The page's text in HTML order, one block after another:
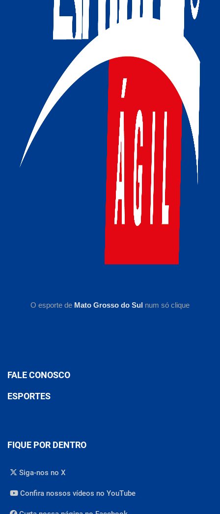
O esporte de Mato Grosso do Sul num só clique
FALE CONOSCO
ESPORTES
FIQUE POR DENTRO
Siga-nos no X
Confira nossos vídeos no YouTube